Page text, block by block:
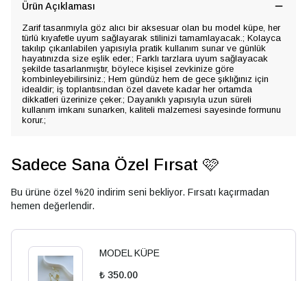
Ürün Açıklaması
Zarif tasarımıyla göz alıcı bir aksesuar olan bu model küpe, her
türlü kıyafetle uyum sağlayarak stilinizi tamamlayacak.; Kolayca
takılıp çıkarılabilen yapısıyla pratik kullanım sunar ve günlük
hayatınızda size eşlik eder.; Farklı tarzlara uyum sağlayacak
şekilde tasarlanmıştır, böylece kişisel zevkinize göre
kombinleyebilirsiniz.; Hem gündüz hem de gece şıklığınız için
idealdir; iş toplantısından özel davete kadar her ortamda
dikkatleri üzerinize çeker.; Dayanıklı yapısıyla uzun süreli
kullanım imkanı sunarken, kaliteli malzemesi sayesinde formunu
korur.;
Sadece Sana Özel Fırsat 🩷
Bu ürüne özel %20 indirim seni bekliyor. Fırsatı kaçırmadan
hemen değerlendir.
MODEL KÜPE
₺ 350.00